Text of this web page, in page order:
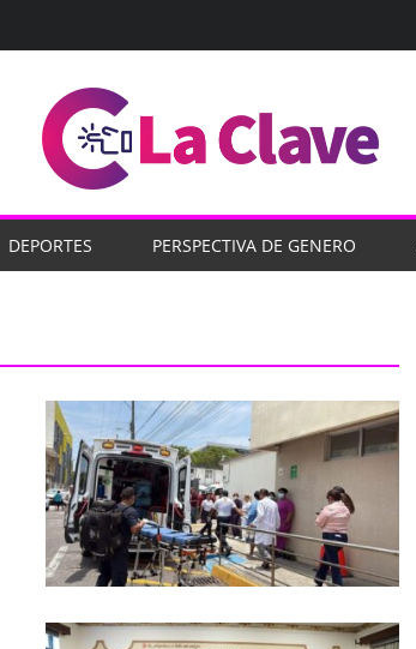
DEPORTES PERSPECTIVA DE GENERO